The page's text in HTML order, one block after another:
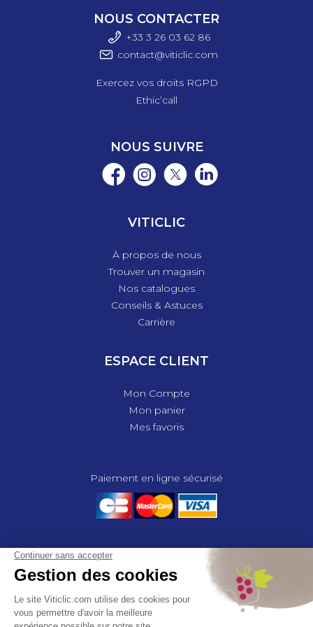
NOUS CONTACTER
+33 3 26 03 62 86
contact@viticlic.com
Exercez vos droits RGPD
Ethic’call
NOUS SUIVRE
VITICLIC
À propos de nous
Trouver un magasin
Nos catalogues
Conseils & Astuces
Carrière
ESPACE CLIENT
Mon Compte
Mon panier
Mes favoris
Paiement en ligne sécurisé
© 2025 - GROUPE COMPAS, TOUS DROITS RÉSERVÉS.
MENTIONS LÉGALES
CGV
POLITIQUE DE CONFIDENTIALITÉ